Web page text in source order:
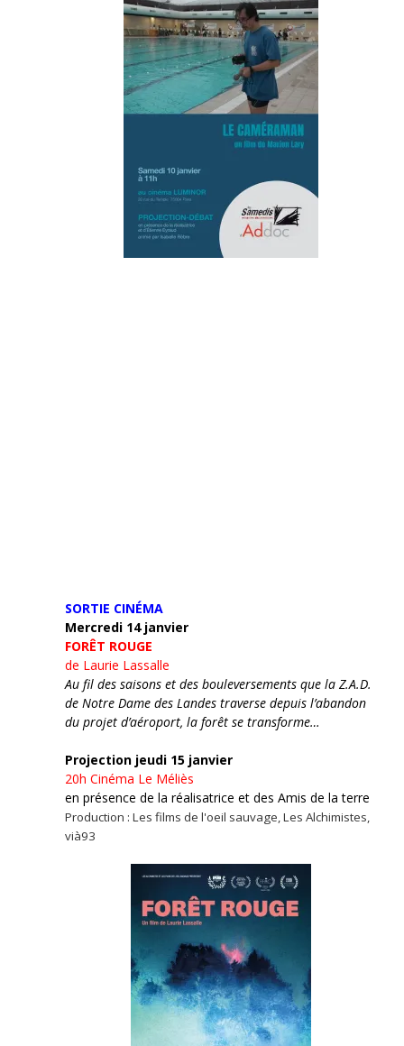
SORTIE CINÉMA
Mercredi 14 janvier
FORÊT ROUGE
de Laurie Lassalle
Au fil des saisons et des bouleversements que la Z.A.D.
de Notre Dame des Landes traverse depuis l’abandon
du projet d’aéroport, la forêt se transforme…
Projection jeudi 15 janvier
20h Cinéma Le Méliès
en présence de la réalisatrice et des Amis de la terre
Production : Les films de l'oeil sauvage, Les Alchimistes,
vià93